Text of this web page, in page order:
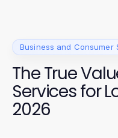
Business and Consumer
The True
Services for
2026